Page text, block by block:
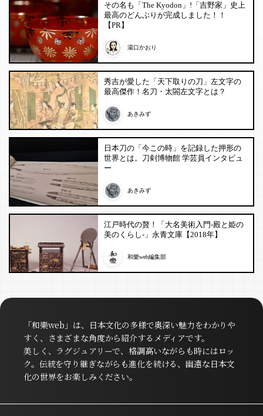
その名も「The Kyodon」!「吉野家」史上
最高のどんぶりが完成しました！！
【PR】
湯口かおり
秀吉が愛した「天下取りの刀」左文字の
最高傑作！名刀・太閤左文字とは？
あきみず
日本刀の「今この時」を記録した押形の
世界とは。刀剣博物館 学芸員インタビュ
ー
あきみず
江戸時代の贅！「大名美術入門-殿と姫の
美のくらし-」永青文庫【2018年】
和樂web編集部
「和樂web」は、日本文化の多様で奥深い魅力をわかりや
すく、さまざまな角度から紹介するメディアです。
美しく、ラグジュアリーで、格調高いながらも時にはロッ
ク。伝統を守り継ぎながらも進化を続ける、幽遠な日本文
化の世界をお楽しみください。